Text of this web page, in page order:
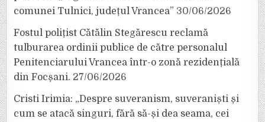
comunei Tulnici, județul Vrancea” 30/06/2026
Fostul polițist Cătălin Stegărescu reclamă
tulburarea ordinii publice de către personalul
Penitenciarului Vrancea într-o zonă rezidențială
din Focșani. 27/06/2026
Cristi Irimia: „Despre suveranism, suveraniști și
cum se atacă singuri, fără să-și dea seama, cei